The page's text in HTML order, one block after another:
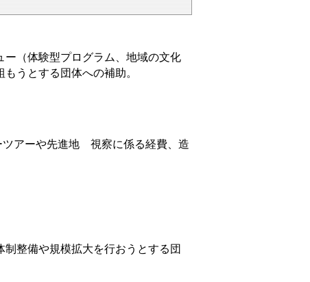
（体験型プログラム、地域の文化
うとする団体への補助。
アーや先進地 視察に係る経費、造
整備や規模拡大を行おうとする団